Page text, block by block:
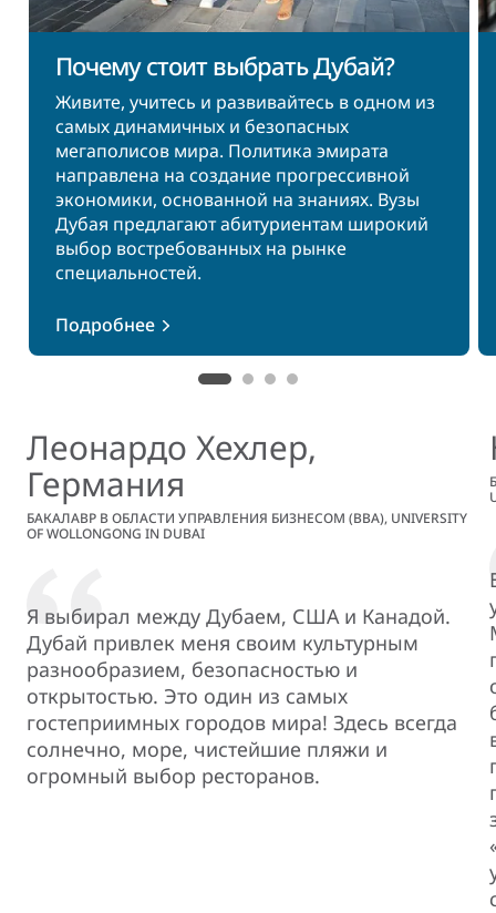
Почему стоит выбрать Дубай?
Живите, учитесь и развивайтесь в одном из
самых динамичных и безопасных
мегаполисов мира. Политика эмирата
направлена на создание прогрессивной
экономики, основанной на знаниях. Вузы
Дубая предлагают абитуриентам широкий
выбор востребованных на рынке
специальностей.
Подробнее
Леонардо Хехлер,
Германия
БАКАЛАВР В ОБЛАСТИ УПРАВЛЕНИЯ БИЗНЕСОМ (BBA), UNIVERSITY
OF WOLLONGONG IN DUBAI
Я выбирал между Дубаем, США и Канадой.
Дубай привлек меня своим культурным
разнообразием, безопасностью и
открытостью. Это один из самых
гостеприимных городов мира! Здесь всегда
солнечно, море, чистейшие пляжи и
огромный выбор ресторанов.